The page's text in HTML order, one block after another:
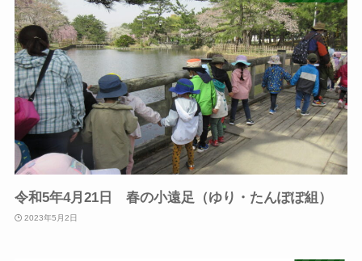
令和5年4月21日 春の小遠足（ゆり・たんぽぽ組）
2023年5月2日